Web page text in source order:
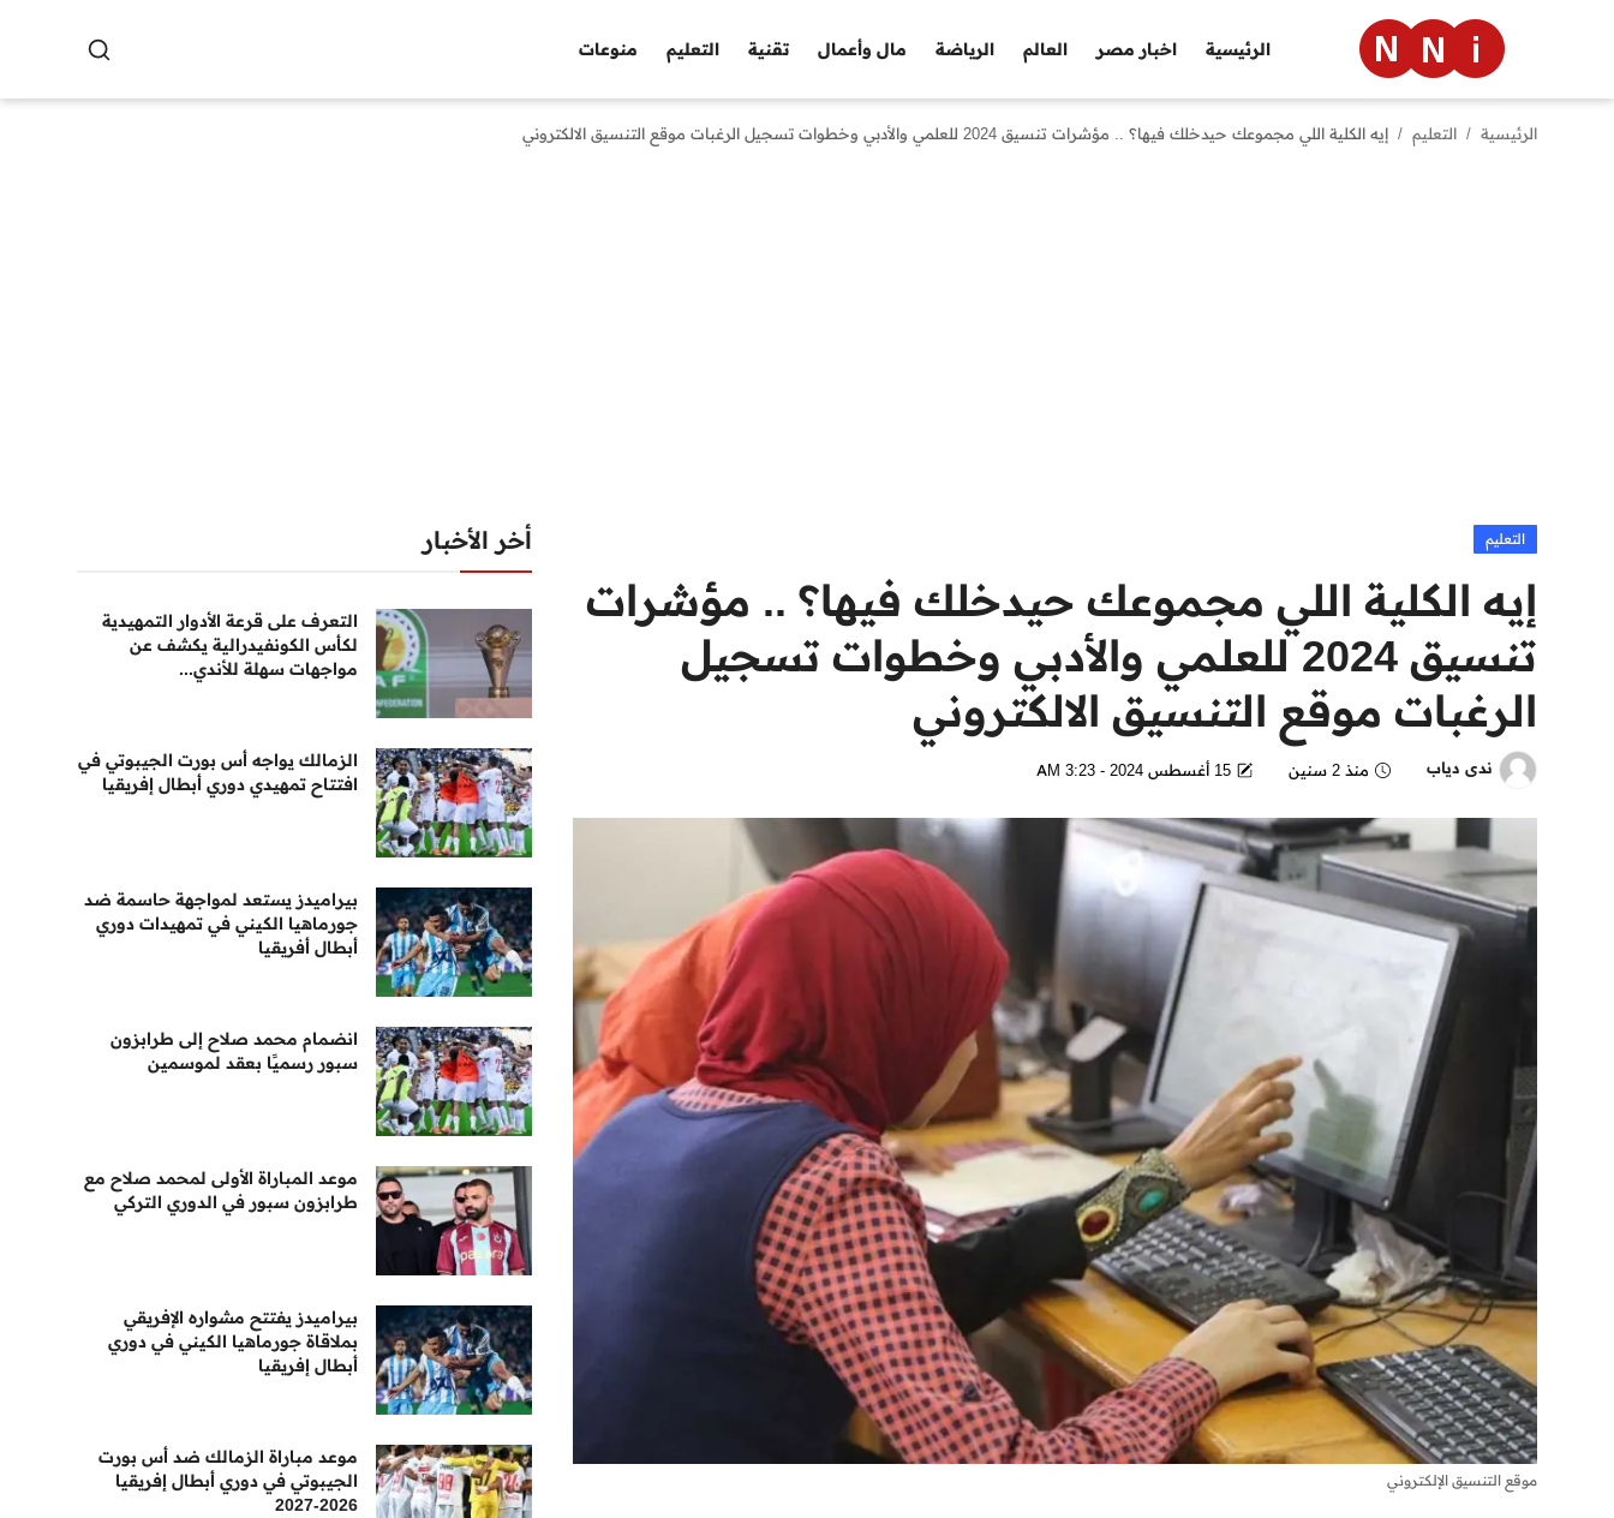
الرئيسية اخبار مصر العالم الرياضة مال وأعمال تقنية التعليم منوعات
منوعات
الرئيسية التعليم إيه الكلية اللي مجموعك حيدخلك فيها؟ .. مؤشرات تنسيق 2024 للعلمي والأدبي وخطوات تسجيل الرغبات موقع التنسيق الالكتروني
التعليم
إيه الكلية اللي مجموعك حيدخلك فيها؟ .. مؤشرات
تنسيق 2024 للعلمي والأدبي وخطوات تسجيل
الرغبات موقع التنسيق الالكتروني
ندى دياب منذ 2 سنين 15 أغسطس 2024 - 3:23 AM
موقع التنسيق الإلكتروني
أخر الأخبار
التعرف على قرعة الأدوار التمهيدية
لكأس الكونفيدرالية يكشف عن
مواجهات سهلة للأندي...
الزمالك يواجه أس بورت الجيبوتي في
افتتاح تمهيدي دوري أبطال إفريقيا
بيراميدز يستعد لمواجهة حاسمة ضد
جورماهيا الكيني في تمهيدات دوري
أبطال أفريقيا
انضمام محمد صلاح إلى طرابزون
سبور رسميًا بعقد لموسمين
موعد المباراة الأولى لمحمد صلاح مع
طرابزون سبور في الدوري التركي
بيراميدز يفتتح مشواره الإفريقي
بملاقاة جورماهيا الكيني في دوري
أبطال إفريقيا
موعد مباراة الزمالك ضد أس بورت
الجيبوتي في دوري أبطال إفريقيا
2026-2027